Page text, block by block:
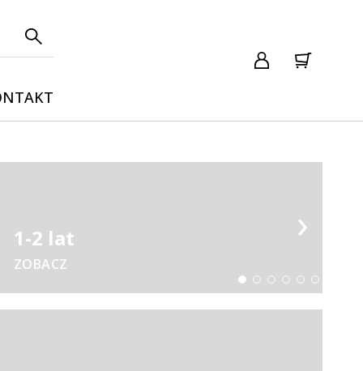
›
1-2 lat
ZOBACZ
Sensoryczne, edukacyjne, ruchowe aktywności